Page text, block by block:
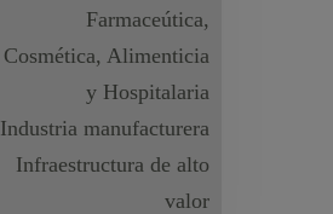
Farmaceútica,
Cosmética, Alimenticia
y Hospitalaria
Industria manufacturera
Infraestructura de alto
valor